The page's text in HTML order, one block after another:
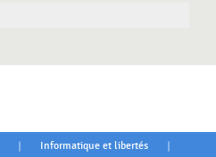
| Informatique et libertés |